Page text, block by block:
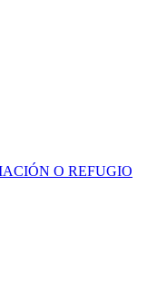
O REFUGIO